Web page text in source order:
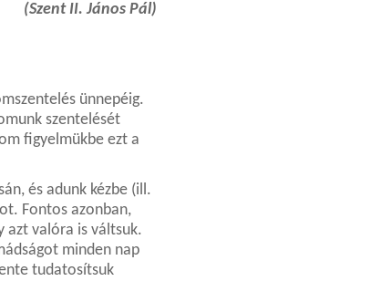
(Szent II. János Pál)
ünnepéig.
szentelését
figyelmükbe ezt a
és adunk kézbe (ill.
Fontos azonban,
azt valóra is váltsuk.
minden nap
tudatosítsuk